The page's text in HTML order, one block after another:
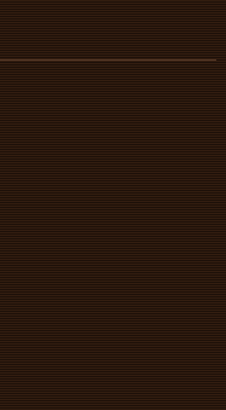
お知らせ
運営会社のご案内
ャバレーのご利用
会場でのご利用
会場ご利用事例
スタッフの募集